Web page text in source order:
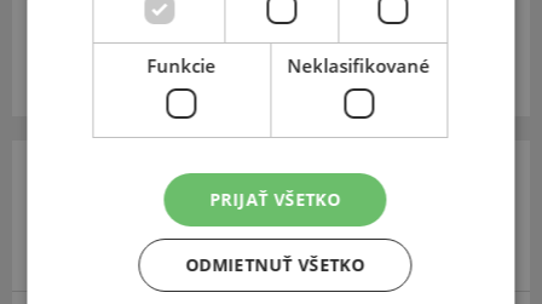
Zobraziť v eshope
Funkcie Neklasifikované
PRIJAŤ VŠETKO
ODMIETNUŤ VŠETKO